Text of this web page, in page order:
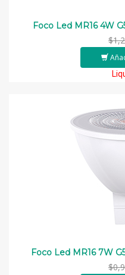
Foco Led MR16 4W
Foco Led MR16 7W